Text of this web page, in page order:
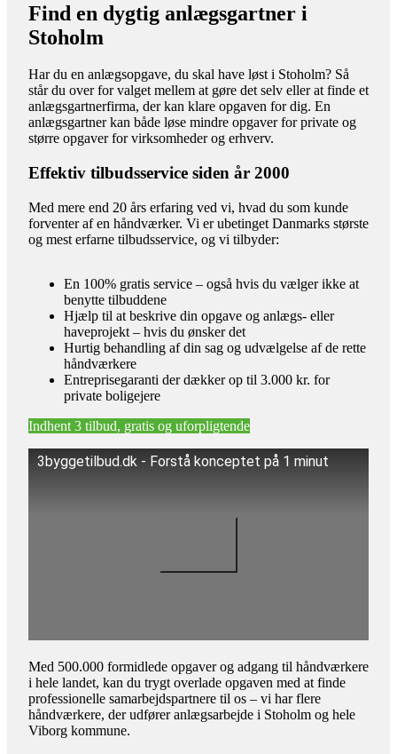
Find en dygtig anlægsgartner i
Stoholm
Har du en anlægsopgave, du skal have løst i Stoholm? Så
står du over for valget mellem at gøre det selv eller at finde et
anlægsgartnerfirma, der kan klare opgaven for dig. En
anlægsgartner kan både løse mindre opgaver for private og
større opgaver for virksomheder og erhverv.
Effektiv tilbudsservice siden år 2000
Med mere end 20 års erfaring ved vi, hvad du som kunde
forventer af en håndværker. Vi er ubetinget Danmarks største
og mest erfarne tilbudsservice, og vi tilbyder:
En 100% gratis service – også hvis du vælger ikke at
benytte tilbuddene
Hjælp til at beskrive din opgave og anlægs- eller
haveprojekt – hvis du ønsker det
Hurtig behandling af din sag og udvælgelse af de rette
håndværkere
Entreprisegaranti der dækker op til 3.000 kr. for
private boligejere
Indhent 3 tilbud, gratis og uforpligtende
3byggetilbud.dk - Forstå konceptet på 1 minut
Med 500.000 formidlede opgaver og adgang til håndværkere
i hele landet, kan du trygt overlade opgaven med at finde
professionelle samarbejdspartnere til os – vi har flere
håndværkere, der udfører anlægsarbejde i Stoholm og hele
Viborg kommune.